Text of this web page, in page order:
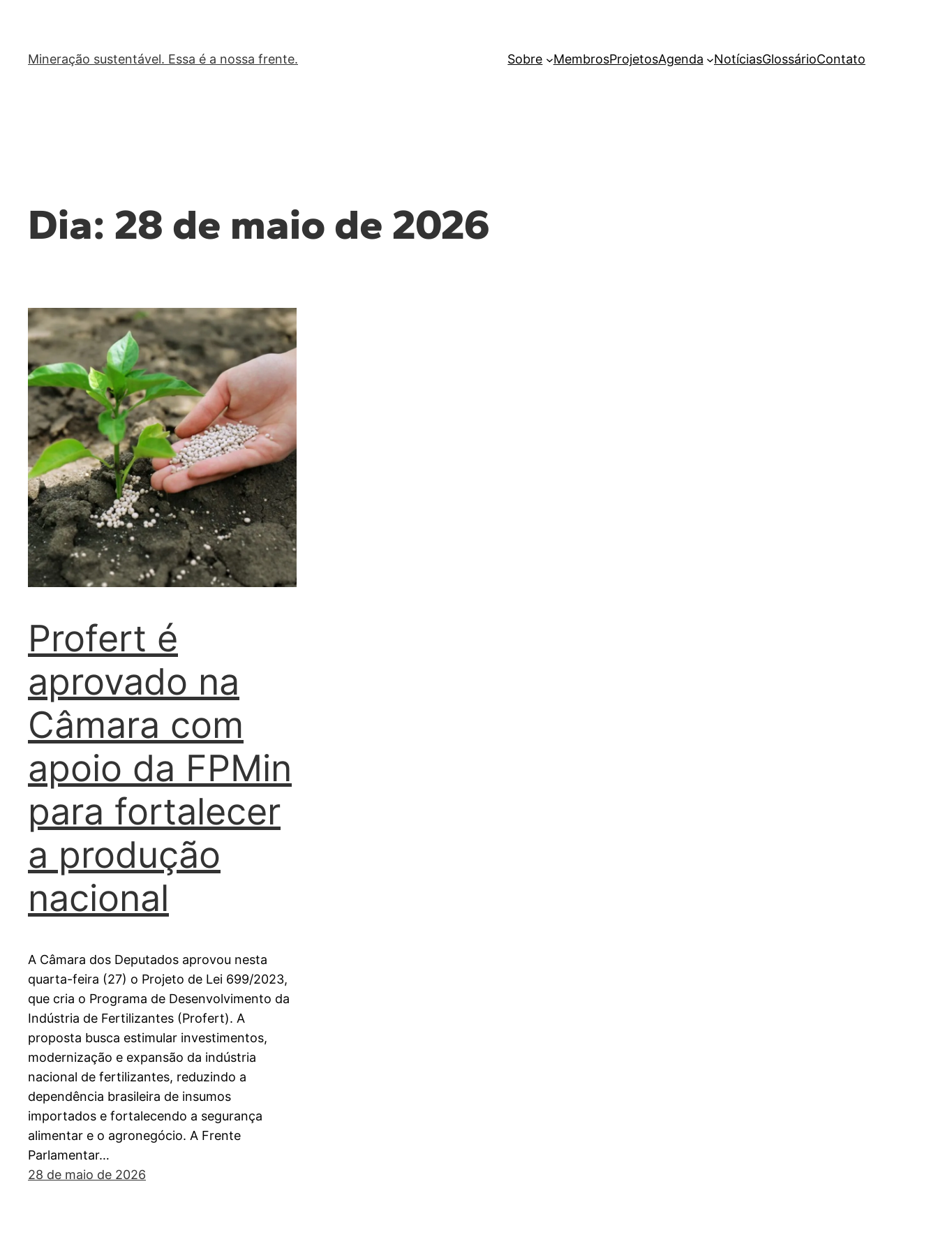
Mineração sustentável. Essa é a nossa frente. Sobre MembrosProjetosAgenda NotíciasGlossárioContato
Dia: 28 de maio de 2026
Profert é
aprovado na
Câmara com
apoio da FPMin
para fortalecer
a produção
nacional
A Câmara dos Deputados aprovou nesta
quarta-feira (27) o Projeto de Lei 699/2023,
que cria o Programa de Desenvolvimento da
Indústria de Fertilizantes (Profert). A
proposta busca estimular investimentos,
modernização e expansão da indústria
nacional de fertilizantes, reduzindo a
dependência brasileira de insumos
importados e fortalecendo a segurança
alimentar e o agronegócio. A Frente
Parlamentar…
28 de maio de 2026